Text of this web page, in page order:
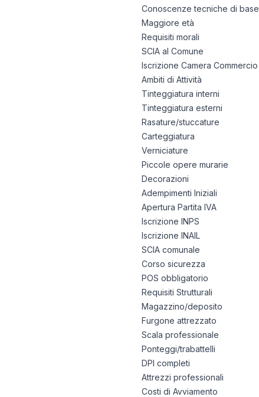
Conoscenze tecniche di base
Maggiore età
Requisiti morali
SCIA al Comune
Iscrizione Camera Commercio
Ambiti di Attività
Tinteggiatura interni
Tinteggiatura esterni
Rasature/stuccature
Carteggiatura
Verniciature
Piccole opere murarie
Decorazioni
Adempimenti Iniziali
Apertura Partita IVA
Iscrizione INPS
Iscrizione INAIL
SCIA comunale
Corso sicurezza
POS obbligatorio
Requisiti Strutturali
Magazzino/deposito
Furgone attrezzato
Scala professionale
Ponteggi/trabattelli
DPI completi
Attrezzi professionali
Costi di Avviamento